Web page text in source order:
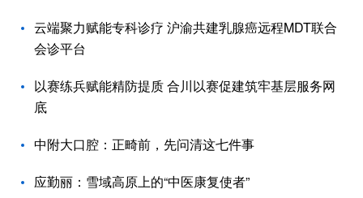
云端聚力赋能专科诊疗 沪渝共建乳腺癌远程MDT联合
会诊平台
以赛练兵赋能精防提质 合川以赛促建筑牢基层服务网
底
中附大口腔：正畸前，先问清这七件事
应勤丽：雪域高原上的“中医康复使者”